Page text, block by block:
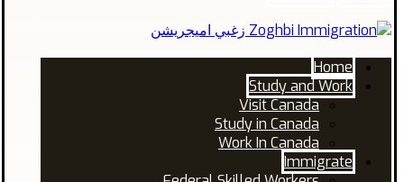
Home
Study and Work
Visit Canada
Study in Canada
Work In Canada
Immigrate